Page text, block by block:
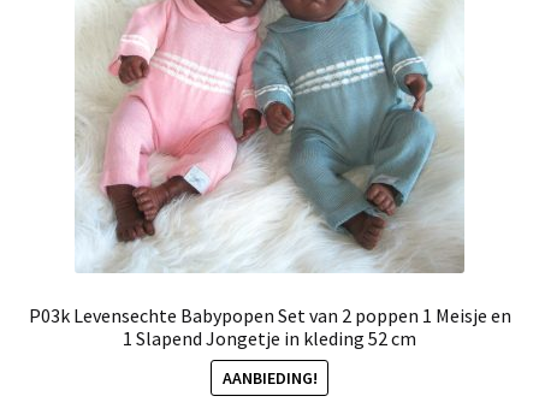
P03k Levensechte Babypopen Set van 2 poppen 1 Meisje en
1 Slapend Jongetje in kleding 52 cm
AANBIEDING!